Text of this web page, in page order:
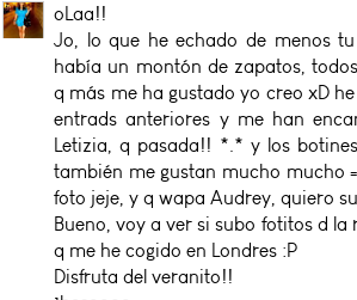
oLaa!!
Jo, lo que he echado de menos
había un montón de zapatos,
q más me ha gustado yo creo xD
entrads anteriores y me han
Letizia, q pasada!! *.* y los
también me gustan mucho mucho
foto jeje, y q wapa Audrey, quiero
Bueno, voy a ver si subo fotitos d la
q me he cogido en Londres :P
Disfruta del veranito!!